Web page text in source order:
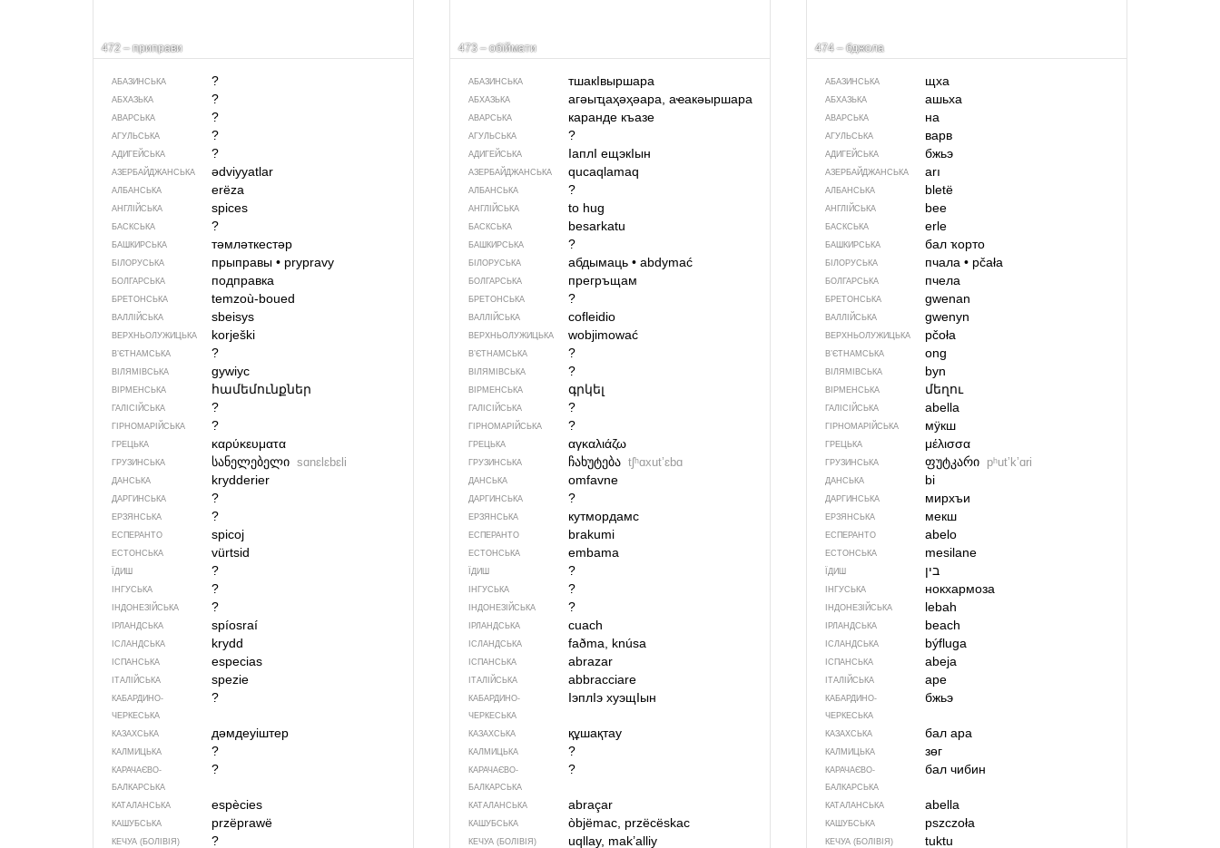
472 – приправи
АБАЗИНСЬКА ?
АБХАЗЬКА ?
АВАРСЬКА ?
АГУЛЬСЬКА ?
АДИГЕЙСЬКА ?
АЗЕРБАЙДЖАНСЬКА ədviyyatlar
АЛБАНСЬКА erëza
АНГЛІЙСЬКА spices
БАСКСЬКА ?
БАШКИРСЬКА тәмләткестәр
БІЛОРУСЬКА прыправы •prypravy
БОЛГАРСЬКА подправка
БРЕТОНСЬКА temzoù-boued
ВАЛЛІЙСЬКА sbeisys
ВЕРХНЬОЛУЖИЦЬКА korješki
В’ЄТНАМСЬКА ?
ВІЛЯМІВСЬКА gywiyc
ВІРМЕНСЬКА համեմունքներ
ГАЛІСІЙСЬКА ?
ГІРНОМАРІЙСЬКА ?
ГРЕЦЬКА καρύκευματα
ГРУЗИНСЬКА სანელებელი sɑnɛlɛbɛli
ДАНСЬКА krydderier
ДАРГИНСЬКА ?
ЕРЗЯНСЬКА ?
ЕСПЕРАНТО spicoj
ЕСТОНСЬКА vürtsid
ЇДИШ ?
ІНГУСЬКА ?
ІНДОНЕЗІЙСЬКА ?
ІРЛАНДСЬКА spíosraí
ІСЛАНДСЬКА krydd
ІСПАНСЬКА especias
ІТАЛІЙСЬКА spezie
КАБАРДИНО-
ЧЕРКЕСЬКА
?
КАЗАХСЬКА дәмдеуіштер
КАЛМИЦЬКА ?
КАРАЧАЄВО-
БАЛКАРСЬКА
?
КАТАЛАНСЬКА espècies
КАШУБСЬКА przëprawë
КЕЧУА (БОЛІВІЯ) ?
473 – обіймати
АБАЗИНСЬКА тшакIвыршара
АБХАЗЬКА агәыҵаҳәҳәара, аҽакәыршара
АВАРСЬКА каранде къазе
АГУЛЬСЬКА ?
АДИГЕЙСЬКА IаплI ещэкIын
АЗЕРБАЙДЖАНСЬКА qucaqlamaq
АЛБАНСЬКА ?
АНГЛІЙСЬКА to hug
БАСКСЬКА besarkatu
БАШКИРСЬКА ?
БІЛОРУСЬКА абдымаць • abdymać
БОЛГАРСЬКА прегръщам
БРЕТОНСЬКА ?
ВАЛЛІЙСЬКА cofleidio
ВЕРХНЬОЛУЖИЦЬКА wobjimować
В’ЄТНАМСЬКА ?
ВІЛЯМІВСЬКА ?
ВІРМЕНСЬКА գրկել
ГАЛІСІЙСЬКА ?
ГІРНОМАРІЙСЬКА ?
ГРЕЦЬКА αγκαλιάζω
ГРУЗИНСЬКА ჩახუტება tʃʰɑxutʼɛbɑ
ДАНСЬКА omfavne
ДАРГИНСЬКА ?
ЕРЗЯНСЬКА кутмордамс
ЕСПЕРАНТО brakumi
ЕСТОНСЬКА embama
ЇДИШ ?
ІНГУСЬКА ?
ІНДОНЕЗІЙСЬКА ?
ІРЛАНДСЬКА cuach
ІСЛАНДСЬКА faðma, knúsa
ІСПАНСЬКА abrazar
ІТАЛІЙСЬКА abbracciare
КАБАРДИНО-
ЧЕРКЕСЬКА
IэплIэ хуэщIын
КАЗАХСЬКА құшақтау
КАЛМИЦЬКА ?
КАРАЧАЄВО-
БАЛКАРСЬКА
?
КАТАЛАНСЬКА abraçar
КАШУБСЬКА òbjëmac, przëcëskac
КЕЧУА (БОЛІВІЯ) uqllay, mak’alliy
474 – бджола
АБАЗИНСЬКА щха
АБХАЗЬКА ашьха
АВАРСЬКА на
АГУЛЬСЬКА варв
АДИГЕЙСЬКА бжьэ
АЗЕРБАЙДЖАНСЬКА arı
АЛБАНСЬКА bletë
АНГЛІЙСЬКА bee
БАСКСЬКА erle
БАШКИРСЬКА бал ҡорто
БІЛОРУСЬКА пчала• pčała
БОЛГАРСЬКА пчела
БРЕТОНСЬКА gwenan
ВАЛЛІЙСЬКА gwenyn
ВЕРХНЬОЛУЖИЦЬКА pčoła
В’ЄТНАМСЬКА ong
ВІЛЯМІВСЬКА byn
ВІРМЕНСЬКА մեղու
ГАЛІСІЙСЬКА abella
ГІРНОМАРІЙСЬКА мӱкш
ГРЕЦЬКА μέλισσα
ГРУЗИНСЬКА ფუტკარი pʰutʼkʼɑri
ДАНСЬКА bi
ДАРГИНСЬКА мирхъи
ЕРЗЯНСЬКА мекш
ЕСПЕРАНТО abelo
ЕСТОНСЬКА mesilane
ЇДИШ בין
ІНГУСЬКА нокхармоза
ІНДОНЕЗІЙСЬКА lebah
ІРЛАНДСЬКА beach
ІСЛАНДСЬКА býfluga
ІСПАНСЬКА abeja
ІТАЛІЙСЬКА ape
КАБАРДИНО-
ЧЕРКЕСЬКА
бжьэ
КАЗАХСЬКА бал ара
КАЛМИЦЬКА зөг
КАРАЧАЄВО-
БАЛКАРСЬКА
бал чибин
КАТАЛАНСЬКА abella
КАШУБСЬКА pszczoła
КЕЧУА (БОЛІВІЯ) tuktu